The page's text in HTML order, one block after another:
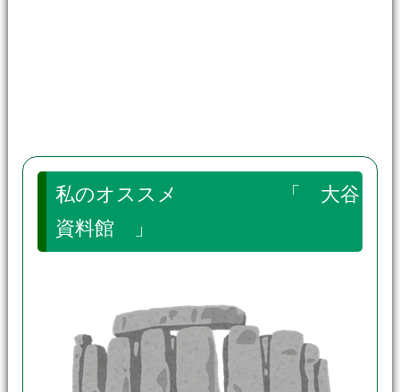
私のオススメ 「 大谷
資料館 」